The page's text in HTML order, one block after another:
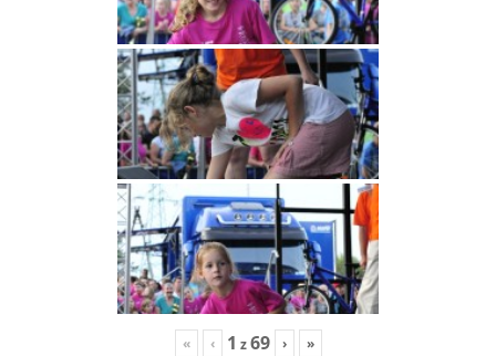
« ‹ 1 z69 › »